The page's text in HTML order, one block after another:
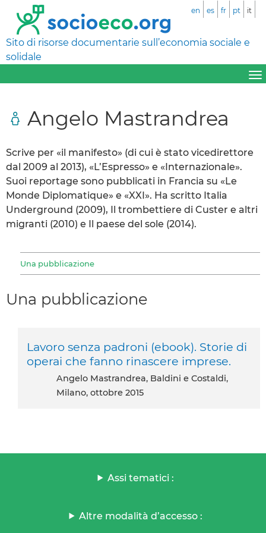
Sito di risorse documentarie sull’economia sociale e
solidale
en es fr pt it
Angelo Mastrandrea
Scrive per «il manifesto» (di cui è stato vicedirettore
dal 2009 al 2013), «L’Espresso» e «Internazionale».
Suoi reportage sono pubblicati in Francia su «Le
Monde Diplomatique» e «XXI». Ha scritto Italia
Underground (2009), Il trombettiere di Custer e altri
migranti (2010) e Il paese del sole (2014).
Una pubblicazione
Una pubblicazione
Lavoro senza padroni (ebook). Storie di
operai che fanno rinascere imprese.
Angelo Mastrandrea, Baldini e Costaldi,
Milano, ottobre 2015
Assi tematici :
Altre modalità d’accesso :